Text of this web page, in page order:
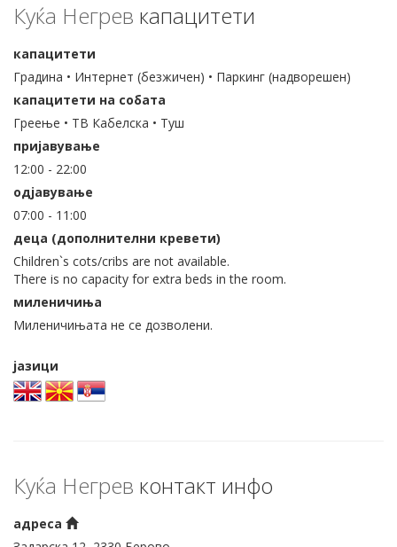
Куќа Негрев капацитети
капацитети
Градина • Интернет (безжичен) • Паркинг (надворешен)
капацитети на собата
Греење • ТВ Кабелска • Туш
пријавување
12:00 - 22:00
одјавување
07:00 - 11:00
деца (дополнителни кревети)
Children`s cots/cribs are not available.
There is no capacity for extra beds in the room.
миленичиња
Миленичињата не се дозволени.
јазици
Куќа Негрев контакт инфо
адреса